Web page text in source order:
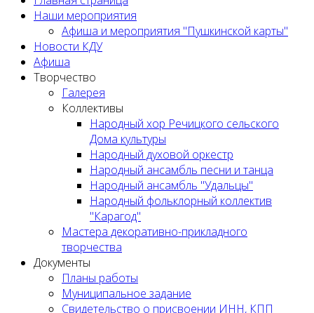
Наши мероприятия
Афиша и мероприятия "Пушкинской карты"
Новости КДУ
Афиша
Творчество
Галерея
Коллективы
Народный хор Речицкого сельского
Дома культуры
Народный духовой оркестр
Народный ансамбль песни и танца
Народный ансамбль "Удальцы"
Народный фольклорный коллектив
"Карагод"
Мастера декоративно-прикладного
творчества
Документы
Планы работы
Муниципальное задание
Cвидетельство о присвоении ИНН, КПП